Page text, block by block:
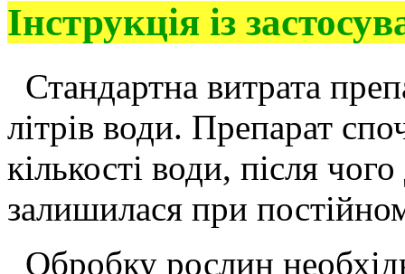
Інструкція із
Стандартна витрата
літрів води. Препарат
кількості води, після
залишилася при
Обробку рослин